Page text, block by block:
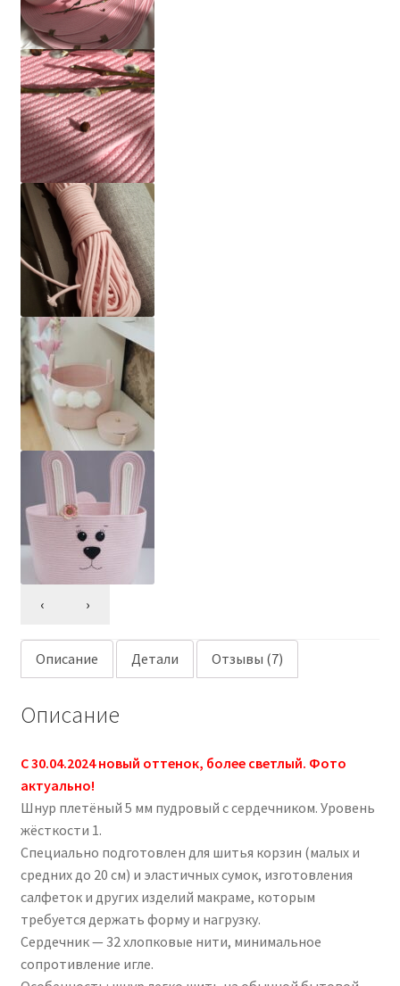
‹ ›
Описание Детали Отзывы (7)
Описание
C 30.04.2024 новый оттенок, более светлый. Фото
актуально!
Шнур плетёный 5 мм пудровый с сердечником. Уровень
жёсткости 1.
Специально подготовлен для шитья корзин (малых и
средних до 20 см) и эластичных сумок, изготовления
салфеток и других изделий макраме, которым
требуется держать форму и нагрузку.
Сердечник — 32 хлопковые нити, минимальное
сопротивление игле.